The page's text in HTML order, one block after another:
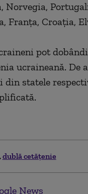
Franţa, Croaţia,
pot
ucraineană. De
statele
dublă cetățenie
News